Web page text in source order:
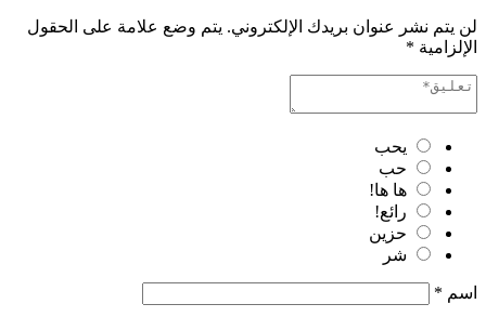
لن يتم نشر عنوان بريدك الإلكتروني. يتم وضع علامة على الحقول
الإلزامية *
يحب
حب
ها ها!
رائع!
حزين
شر
اسم *